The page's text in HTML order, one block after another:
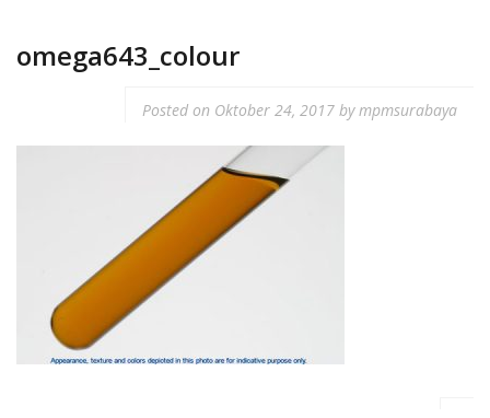
omega643_colour
Posted on Oktober 24, 2017 bympmsurabaya